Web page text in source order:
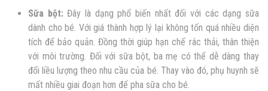
Sữa bột: Đây là dạng phổ biến nhất đối với các dạng sữa
dành cho bé. Với giá thành hợp lý lại không tốn quá nhiều diện
tích để bảo quản. Đồng thời giúp hạn chế rác thải, thân thiện
với môi trường. Đối với sữa bột, ba mẹ có thể dễ dàng thay
đổi liều lượng theo nhu cầu của bé. Thay vào đó, phụ huynh sẽ
mất nhiều giai đoạn hơn để pha sữa cho bé.